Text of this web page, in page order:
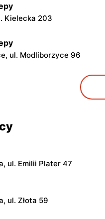
Kielecka 203
ul. Modliborzyce 96
Zalesie 77
ul. Gumniska 157C
Pełkińska 147
ul. Emilii Plater 47
ul. Złota 59